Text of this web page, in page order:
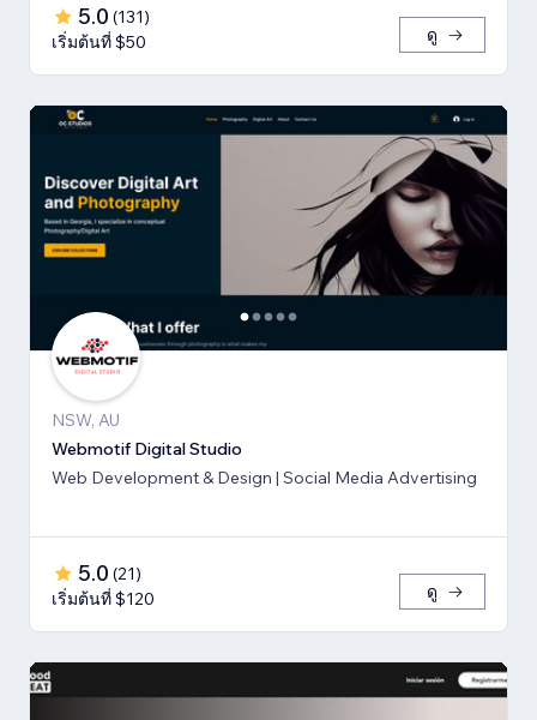
5.0 (131)
เริ่มต้นที่ $50
ดู
NSW, AU
Webmotif Digital Studio
Web Development & Design | Social Media Advertising
5.0 (21)
เริ่มต้นที่ $120
ดู